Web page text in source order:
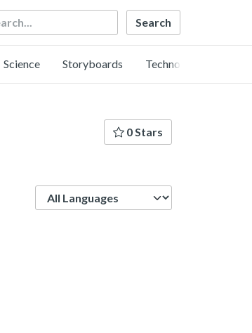
Science Storyboards Technology
0 Stars